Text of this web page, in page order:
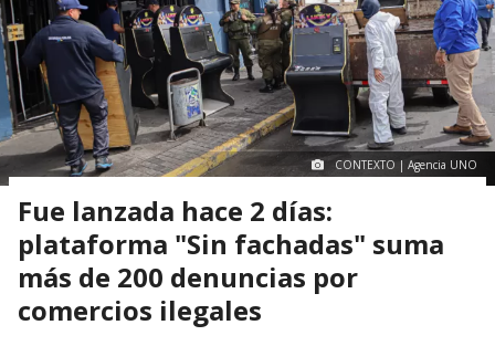
CONTEXTO | Agencia UNO
Fue lanzada hace 2 días:
plataforma "Sin fachadas" suma
más de 200 denuncias por
comercios ilegales